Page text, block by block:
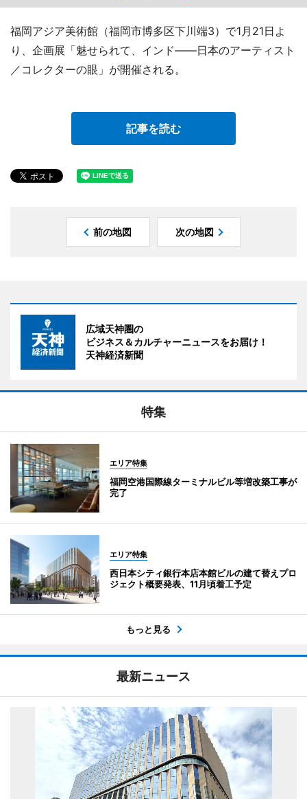
福岡アジア美術館（福岡市博多区下川端3）で1月21日よ
り、企画展「魅せられて、インド――日本のアーティスト
／コレクターの眼」が開催される。
記事を読む
前の地図 次の地図
広域天神圏の
ビジネス＆カルチャーニュースをお届け！
天神経済新聞
特集
エリア特集
福岡空港国際線ターミナルビル等増改築工事が
完了
エリア特集
西日本シティ銀行本店本館ビルの建て替えプロ
ジェクト概要発表、11月頃着工予定
もっと見る
最新ニュース